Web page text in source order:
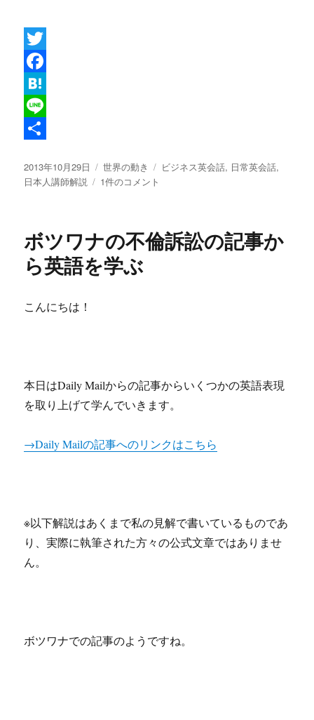
T
w
i
e
F
a
c
b
k
H
a
e
L
n
有
投
稿
2013年10月29日
カ
テ
世界の動き
タ
ビジネス英会話, 日常英会話,
日本人講師解説
ス
景
気
回
語
を
へ
1件のコメント
ボツワナの不倫訴訟の記事か
ら英語を学ぶ
こんにちは！
本日はDaily Mailからの記事からいくつかの英語表現
を取り上げて学んでいきます。
→Daily Mailの記事へのリンクはこちら
※以下解説はあくまで私の見解で書いているものであ
り、実際に執筆された方々の公式文章ではありませ
ん。
ボツワナでの記事のようですね。